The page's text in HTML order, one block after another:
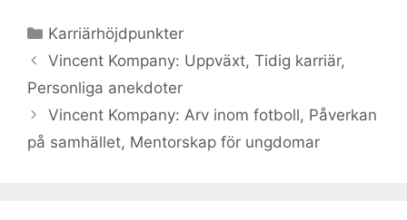
Categories
Karriärhöjdpunkter
Vincent Kompany: Uppväxt, Tidig karriär,
Personliga anekdoter
Vincent Kompany: Arv inom fotboll, Påverkan
på samhället, Mentorskap för ungdomar